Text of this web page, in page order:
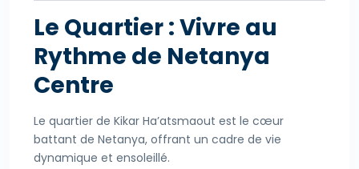
Le Quartier : Vivre au
Rythme de Netanya
Centre
Le quartier de Kikar Ha’atsmaout est le cœur
battant de Netanya, offrant un cadre de vie
dynamique et ensoleillé.